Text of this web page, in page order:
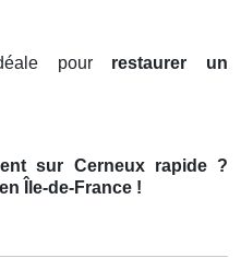
pour restaurer un
sur Cerneux rapide ?
Île-de-France !